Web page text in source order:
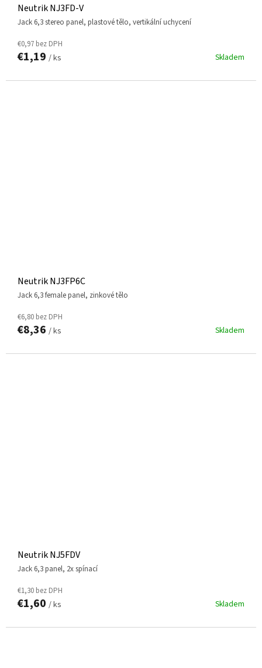
Neutrik NJ3FD-V
jack 6,3 stereo panel, plastové tělo, vertikální uchycení
Skladem
€0,97 bez DPH
€1,19 / ks
Neutrik NJ3FP6C
jack 6,3 female panel, zinkové tělo
Skladem
€6,80 bez DPH
€8,36 / ks
Neutrik NJ5FDV
jack 6,3 panel, 2x spínací
Skladem
€1,30 bez DPH
€1,60 / ks